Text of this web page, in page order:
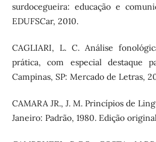
surdocegueira: educação e
EDUFSCar, 2010.
CAGLIARI, L. C. Análise
prática, com especial destaque
Campinas, SP: Mercado de Letras,
CAMARA JR., J. M. Princípios de
Janeiro: Padrão, 1980. Edição